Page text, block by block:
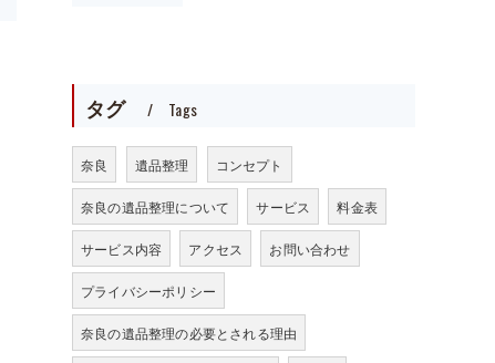
タグ Tags
奈良 遺品整理 コンセプト
奈良の遺品整理について サービス 料金表
サービス内容 アクセス お問い合わせ
プライバシーポリシー
奈良の遺品整理の必要とされる理由